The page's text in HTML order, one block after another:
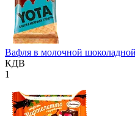
Вафля в молочной шоколадной
КДВ
1